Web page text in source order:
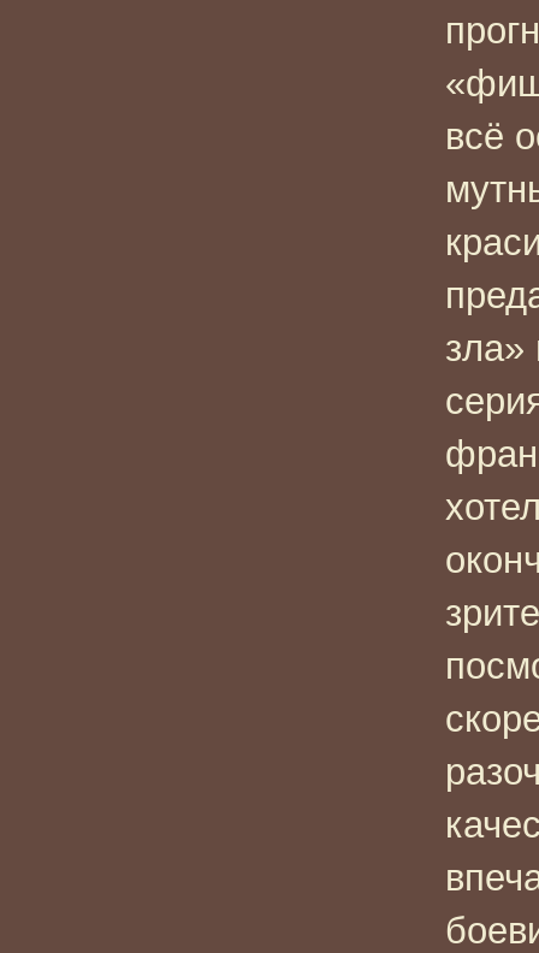
всё
зла»